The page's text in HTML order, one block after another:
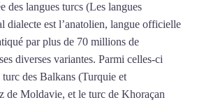
des langues turcs (Les langues
dialecte est l’anatolien, langue officielle
par plus de 70 millions de
diverses variantes. Parmi celles-ci
des Balkans (Turquie et
de Moldavie, et le turc de Khoraçan